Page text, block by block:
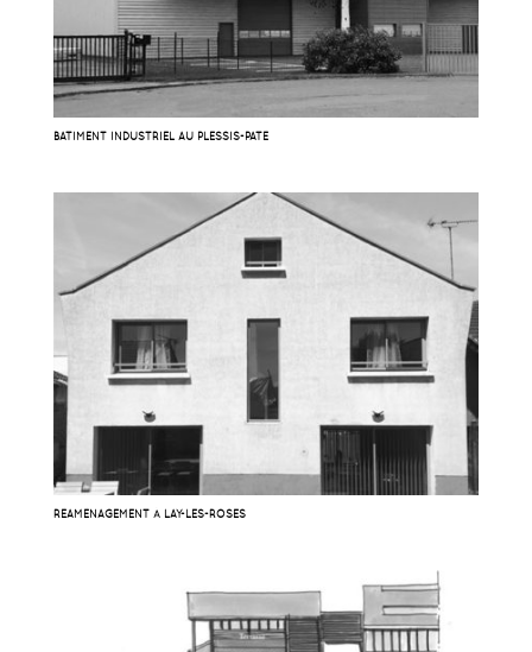
BATIMENT INDUSTRIEL AU PLESSIS-PATÉ
RÉAMÉNAGEMENT À LAY-LES-ROSES